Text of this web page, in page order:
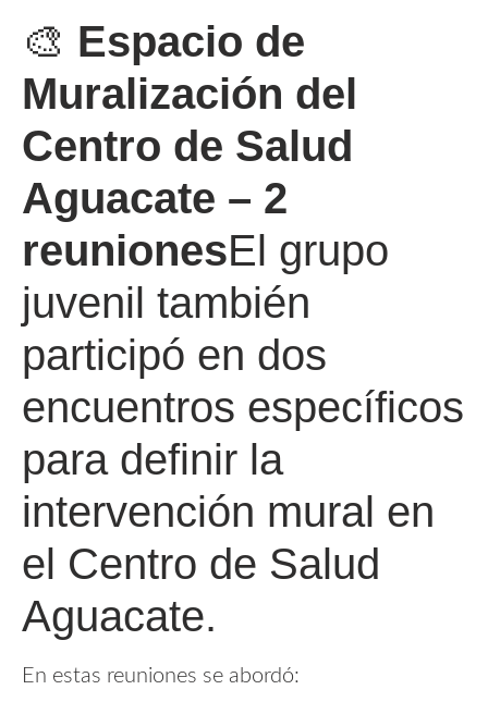
🎨 Espacio de
Muralización del
Centro de Salud
Aguacate – 2
reunionesEl grupo
juvenil también
participó en dos
encuentros específicos
para definir la
intervención mural en
el Centro de Salud
Aguacate.
En estas reuniones se abordó: